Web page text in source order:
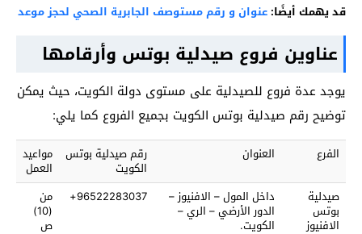
قد يهمك أيضًا: عنوان و رقم مستوصف الجابرية الصحي لحجز موعد
عناوين فروع صيدلية بوتس وأرقامها
يوجد عدة فروع للصيدلية على مستوى دولة الكويت، حيث يمكن
توضيح رقم صيدلية بوتس الكويت بجميع الفروع كما يلي:
الفرع العنوان رقم صيدلية بوتس
الكويت
مواعيد
العمل
صيدلية
بوتس
الافنيوز
داخل المول – الافنيوز –
الدور الأرضي – الري –
الكويت.
96522283037+ من
(10)
ص